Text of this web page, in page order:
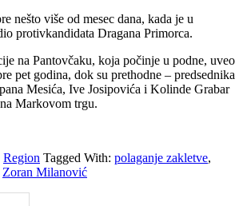
nešto više od mesec dana, kada je u
protivkandidata Dragana Primorca.
na Pantovčaku, koja počinje u podne, uveo
pet godina, dok su prethodne – predsednika
Mesića, Ive Josipovića i Kolinde Grabar
Markovom trgu.
Region Tagged With: polaganje zakletve,
Zoran Milanović